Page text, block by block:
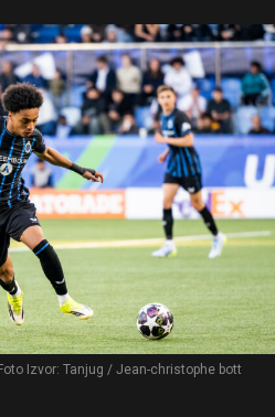
Izvor: Tanjug / Jean-christophe bott